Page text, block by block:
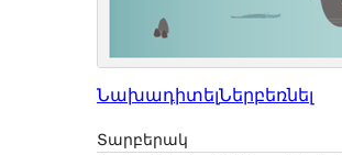
ՆախադիտելՆերբեռնել
Տարբերակ